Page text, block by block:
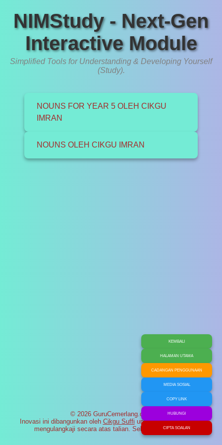
NIMStudy - Next-Gen
Interactive Module
Simplified Tools for Understanding & Developing Yourself
(Study).
NOUNS FOR YEAR 5 OLEH CIKGU
IMRAN
NOUNS OLEH CIKGU IMRAN
© 2026 GuruCemerlang.com
Inovasi ini dibangunkan oleh Cikgu Suffi untuk membantu murid
mengulangkaji secara atas talian. Selamat maju jaya!
KEMBALI
HALAMAN UTAMA
CADANGAN PENGGUNAAN
MEDIA SOSIAL
COPY LINK
HUBUNGI
CIPTA SOALAN